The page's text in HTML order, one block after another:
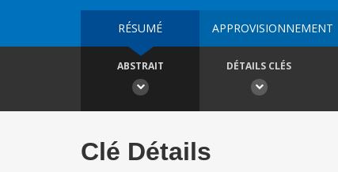
RÉSUMÉ APPROVISIONNEMENT
ABSTRAIT DÉTAILS CLÉS
Clé Détails